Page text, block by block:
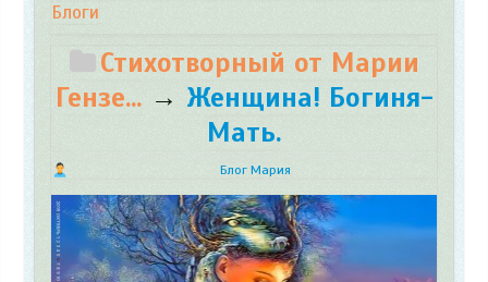
Блоги
Стихотворный от Марии
Гензе...→ Женщина! Богиня-
Мать.
Блог Мария